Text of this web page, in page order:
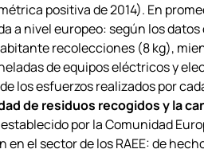
positiva de 2014). En
a nivel europeo: según los
recolecciones (8 kg),
de equipos eléctricos y
los esfuerzos realizados por
de residuos recogidos y la
por la Comunidad
el sector de los RAEE: de